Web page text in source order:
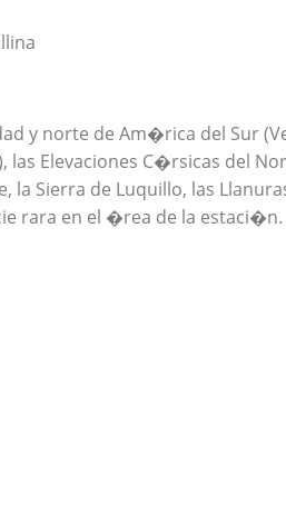
y norte de Am�rica del Sur
las Elevaciones C�rsicas del
la Sierra de Luquillo, las
rara en el �rea de la estaci�n.